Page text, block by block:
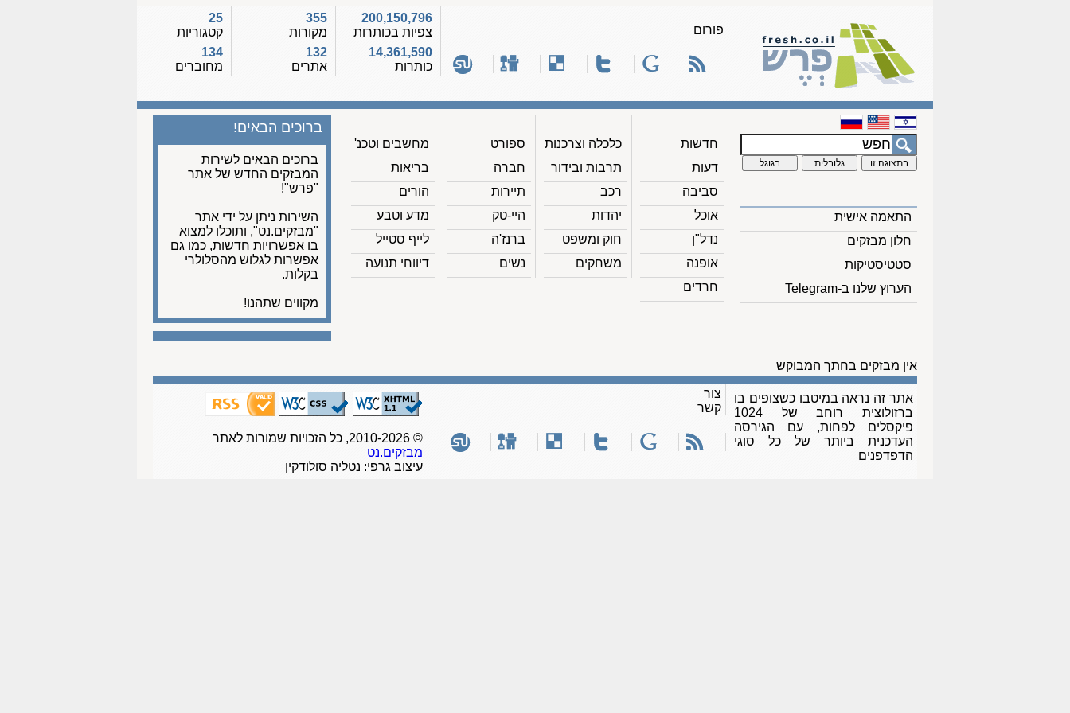
פורום
200,150,796
צפיות בכותרות
14,361,590
כותרות
355
מקורות
132
אתרים
25
קטגוריות
134
מחוברים
התאמה אישית
חלון מבזקים
סטטיסטיקות
הערוץ שלנו ב-Telegram
חדשות
דעות
סביבה
אוכל
נדל"ן
אופנה
חרדים
כלכלה וצרכנות
תרבות ובידור
רכב
יהדות
חוק ומשפט
משחקים
ספורט
חברה
תיירות
היי-טק
ברנז'ה
נשים
מחשבים וטכנ'
בריאות
הורים
מדע וטבע
לייף סטייל
דיווחי תנועה
ברוכים הבאים!
ברוכים הבאים לשירות
המבזקים החדש של אתר
"פרש"!
השירות ניתן על ידי אתר
"מבזקים.נט", ותוכלו למצוא
בו אפשרויות חדשות, כמו גם
אפשרות לגלוש מהסלולרי
בקלות.
מקווים שתהנו!
אין מבזקים בחתך המבוקש
אתר זה נראה במיטבו כשצופים בו
ברזולוצית רוחב של 1024
פיקסלים לפחות, עם הגירסה
העדכנית ביותר של כל סוגי
הדפדפנים
צור
קשר
© 2010-2026, כל הזכויות שמורות לאתר
מבזקים.נט
עיצוב גרפי: נטליה סולודקין